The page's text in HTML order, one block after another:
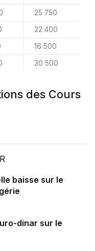
25 750
22 400
16 500
30 500
des Cours
baisse sur le
dinar sur le